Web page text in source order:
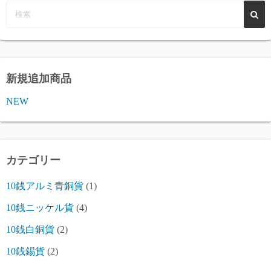
新規追加商品
NEW
カテゴリー
10銭アルミ青銅貨 (1)
10銭ニッケル貨 (4)
10銭白銅貨 (2)
10銭錫貨 (2)